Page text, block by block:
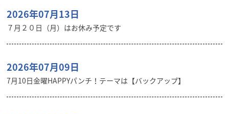
2026年07月13日
７月２０日（月）はお休み予定です
2026年07月09日
7月10日金曜HAPPYパンチ！テーマは【バックアップ】